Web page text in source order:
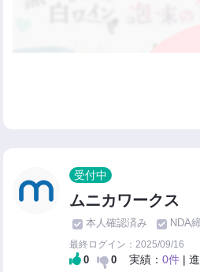
受付中
ムニカワークス
本人確認済み
NDA
最終ログイン：2025/09/16
0 0 実績：0件 |